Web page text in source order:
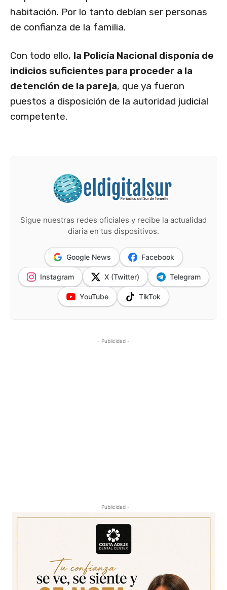
habitación. Por lo tanto debían ser personas
de confianza de la familia.
Con todo ello, la Policía Nacional disponía de
indicios suficientes para proceder a la
detención de la pareja, que ya fueron
puestos a disposición de la autoridad judicial
competente.
Sigue nuestras redes oficiales y recibe la actualidad
diaria en tus dispositivos.
Google News Facebook
Instagram X (Twitter) Telegram
YouTube TikTok
- Publicidad -
- Publicidad -